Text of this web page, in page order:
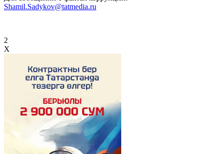
Shamil.Sadykov@tatmedia.ru
2
X